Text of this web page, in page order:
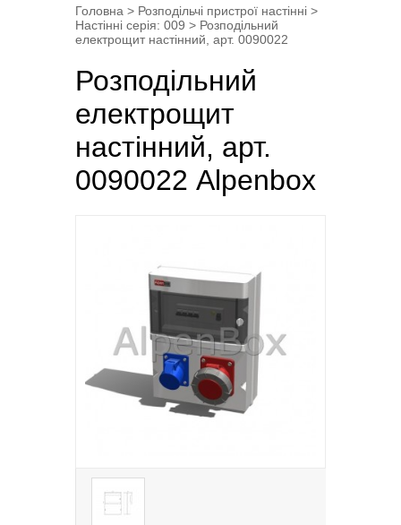
Головна > Розподільчі пристрої настінні >
Настінні серія: 009 > Розподільний
електрощит настінний, арт. 0090022
Розподільний
електрощит
настінний, арт.
0090022 Alpenbox